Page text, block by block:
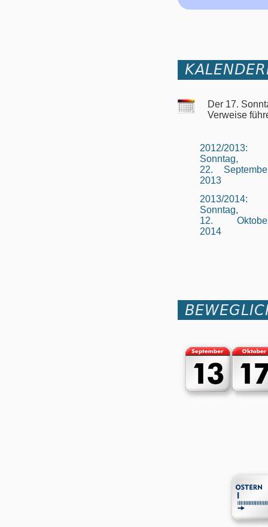
Der 17.
Verweise
2012/2013:
Sonntag,
22.
2013
2013/2014:
Sonntag,
12.
2014